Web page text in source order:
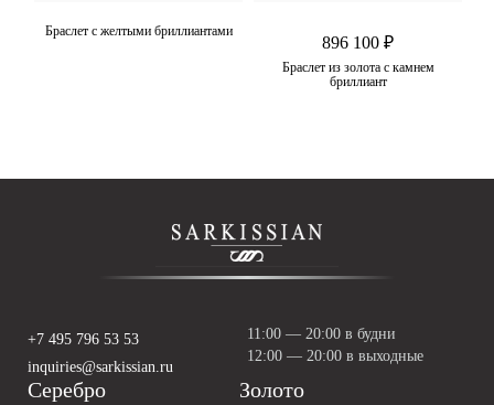
Браслет c желтыми бриллиантами
896 100 ₽
Браслет из золота с камнем
бриллиант
Серебро Золото
+7 495 796 53 53
inquiries@sarkissian.ru
11:00 — 20:00 в будни
12:00 — 20:00 в выходные